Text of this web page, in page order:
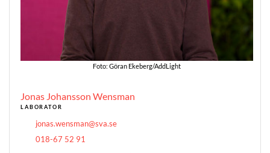
Jonas Johansson Wensman
LABORATOR
jonas.wensman@sva.se
018-67 52 91
Foto: Göran Ekeberg/AddLight